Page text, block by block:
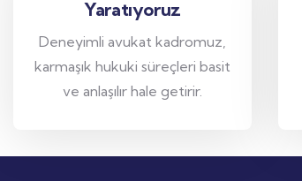
Yaratıyoruz
Deneyimli avukat kadromuz,
karmaşık hukuki süreçleri basit
ve anlaşılır hale getirir.